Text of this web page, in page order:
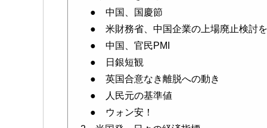
● 中国、国慶節
● 米財務省、中国企業の上場廃止検討
● 中国、官民PMI
● 日銀短観
● 英国合意なき離脱への動き
● 人民元の基準値
● ウォン安！